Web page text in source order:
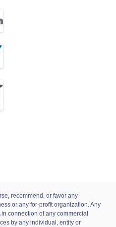
recommend, or favor any
or any for-profit organization. Any
connection of any commercial
by any individual, entity or